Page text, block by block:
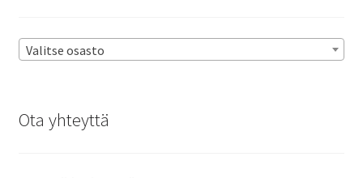
Valitse osasto
Ota yhteyttä